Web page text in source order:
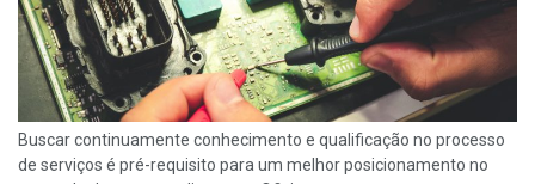
Buscar continuamente conhecimento e qualificação no processo
de serviços é pré-requisito para um melhor posicionamento no